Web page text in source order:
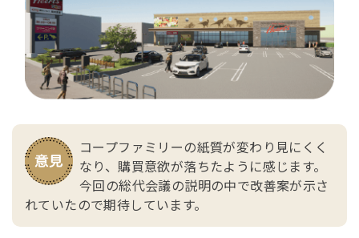
コープファミリーの紙質が変わり見にくく
なり、購買意欲が落ちたように感じます。
今回の総代会議の説明の中で改善案が示さ
れていたので期待しています。